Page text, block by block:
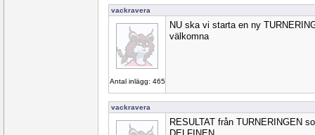
vackravera
Antal inlägg: 465
NU ska vi starta en ny
välkomna
vackravera
RESULTAT från TURNERINGEN